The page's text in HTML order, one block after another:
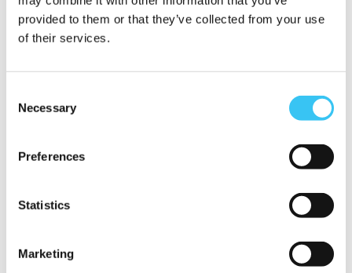
provided to them or that they’ve collected from your use
of their services.
Selection
Necessary
Preferences
Statistics
Marketing